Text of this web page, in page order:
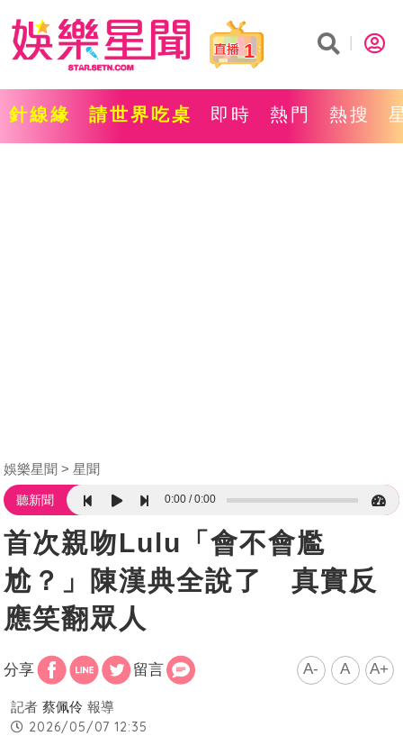
1
針線緣 請世界吃桌 即時 熱門 熱搜
娛樂星聞 星聞
聽新聞 0:00 0:00
首次親吻Lulu「會不會尷
尬？」陳漢典全說了 真實反
應笑翻眾人
分享 留言 A- A A+
記者 蔡佩伶 報導
2026/05/07 12:35